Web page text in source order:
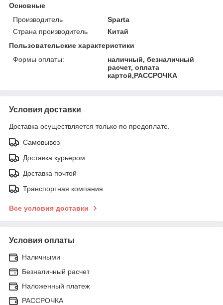
Основные
Производитель
Sparta
Страна производитель
Китай
Пользовательские характеристики
Формы оплаты:
наличный, безналичный
расчет, оплата
картой,РАССРОЧКА
Условия доставки
Доставка осуществляется только по предоплате.
Самовывоз
Доставка курьером
Доставка почтой
Транспортная компания
Все условия доставки
Условия оплаты
Наличными
Безналичный расчет
Наложенный платеж
РАССРОЧКА